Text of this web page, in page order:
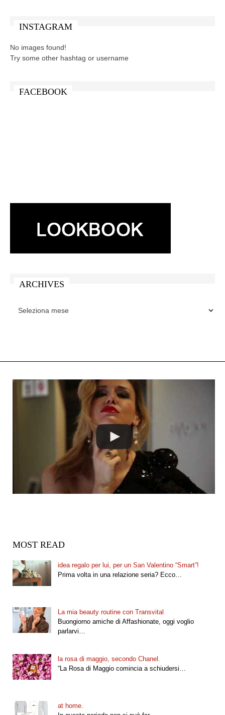
INSTAGRAM
No images found!
Try some other hashtag or username
FACEBOOK
ARCHIVES
MOST READ
idea regalo per lui, per un San Valentino “Smart”!
Prima volta in una relazione seria? Ecco…
La mia beauty routine con Transvital
Buongiorno amiche di Affashionate, oggi voglio
parlarvi…
la rosa di maggio, secondo Chanel.
“La Rosa di Maggio comincia a schiudersi…
at home.